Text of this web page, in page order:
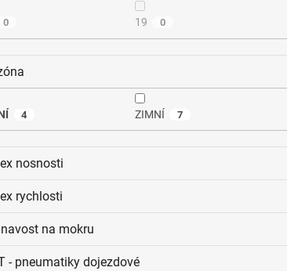
0 19 0
4 ZIMNÍ 7
nosnosti
rychlosti
na mokru
- pneumatiky dojezdové